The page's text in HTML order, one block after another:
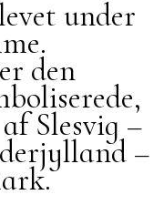
under
den
Slesvig –
–